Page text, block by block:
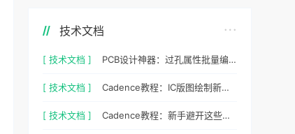
技术文档
[ 技术文档 ] PCB设计神器：过孔属性批量编辑实战指南
[ 技术文档 ] Cadence教程：IC版图绘制新手避坑指南与实操细节
[ 技术文档 ] Cadence教程：新手避开这些坑，PCB设计一次过